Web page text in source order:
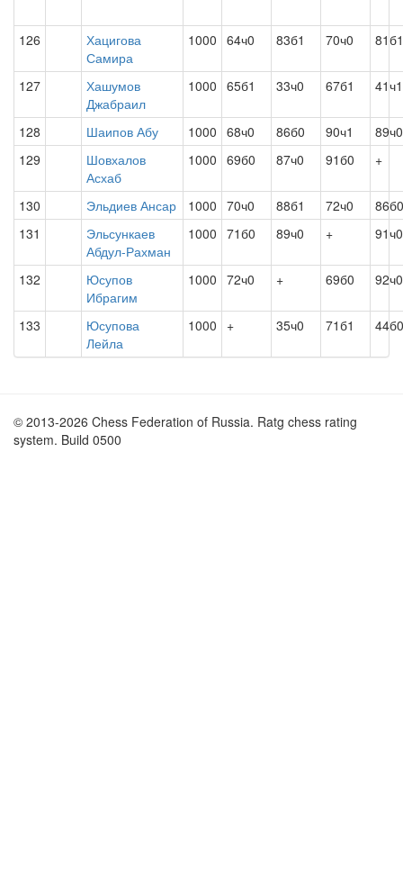
126
Хацигова
Самира
1000 64ч0 83б1 70ч0 81б1
127
Хашумов
Джабраил
1000 65б1 33ч0 67б1 41ч1
128 Шаипов Абу 1000 68ч0 86б0 90ч1
89ч0
129
Шовхалов
Асхаб
1000 69б0 87ч0 91б0 +
130 Эльдиев Ансар 1000 70ч0 88б1 72ч0
86б0
131
Эльсункаев
Абдул-Рахман
1000 71б0 89ч0 + 91ч0
132
Юсупов
Ибрагим
1000 72ч0 + 69б0 92ч0
133
Юсупова
Лейла
1000 + 35ч0 71б1 44б0
© 2013-2026 Chess Federation of Russia. Ratg chess rating
system. Build 0500